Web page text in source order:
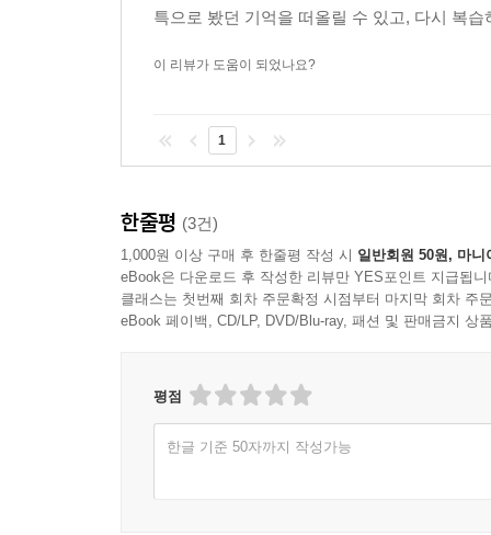
특으로 봤던 기억을 떠올릴 수 있고, 다시 복
이 리뷰가 도움이 되었나요?
1
한줄평 (3건)
1,000원 이상 구매 후 한줄평 작성 시 일반회원 50원, 마니
eBook은 다운로드 후 작성한 리뷰만 YES포인트 지급됩니
클래스는 첫번째 회차 주문확정 시점부터 마지막 회차 주
eBook 페이백, CD/LP, DVD/Blu-ray, 패션 및 판매금지 상
평점
한글 기준 50자까지 작성가능